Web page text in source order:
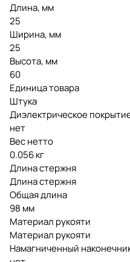
Длина, мм
25
Ширина, мм
25
Высота, мм
60
Единица товара
Штука
Диэлектрическое
нет
Вес нетто
0.056 кг
Длина стержня
Длина стержня
Общая длина
98 мм
Материал рукояти
Материал рукояти
Намагниченный